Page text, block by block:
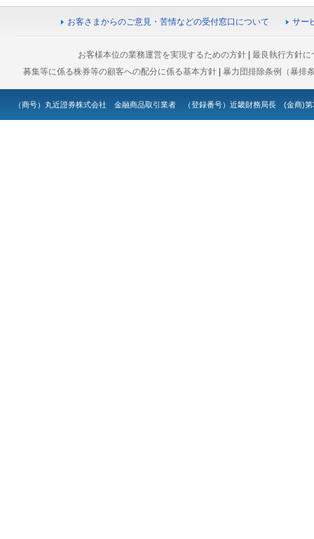
お客さまからのご意見・苦情などの受付窓口について サー
お客様本位の業務運営を実現するための方針 |最良執行方針に
募集等に係る株券等の顧客への配分に係る基本方針 |暴力団排除条例（暴排
（商号）丸近證券株式会社 金融商品取引業者 （登録番号）近畿財務局長 (金商)